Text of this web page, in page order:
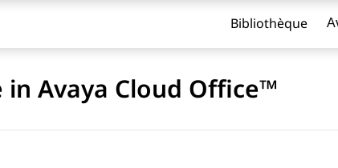
Bibliothèque
in Avaya Cloud Office™